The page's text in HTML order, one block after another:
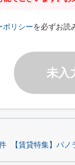
ポリシーを必ずお読
未入
【賃貸特集】パノ